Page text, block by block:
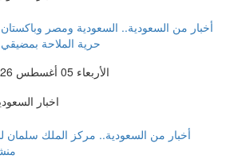
أخبار من السعودية.. السعودية ومصر
حرية الملاحة
الأربعاء 05 أغسطس 2026 10:39 مساءً
اخبار